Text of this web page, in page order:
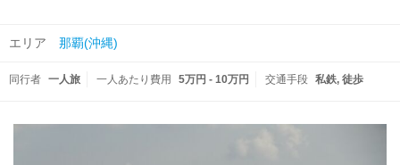
エリア 那覇(沖縄)
同行者 一人旅 一人あたり費用 5万円 - 10万円 交通手段 私鉄 徒歩